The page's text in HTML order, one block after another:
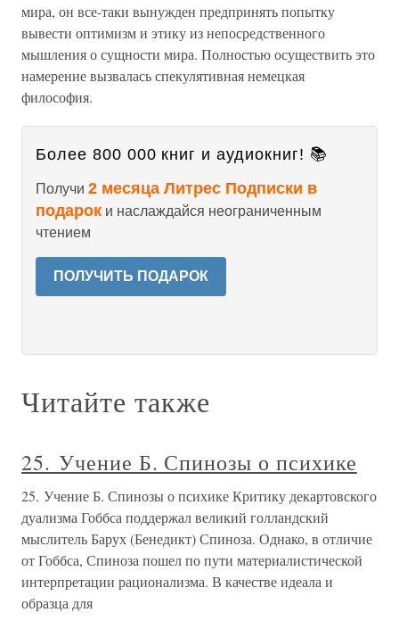
мира, он все-таки вынужден предпринять попытку
вывести оптимизм и этику из непосредственного
мышления о сущности мира. Полностью осуществить это
намерение вызвалась спекулятивная немецкая
философия.
Более 800 000 книг и аудиокниг! 📚
Получи 2 месяца Литрес Подписки в
подарок и наслаждайся неограниченным
чтением
ПОЛУЧИТЬ ПОДАРОК
Читайте также
25. Учение Б. Спинозы о психике
25. Учение Б. Спинозы о психике Критику декартовского
дуализма Гоббса поддержал великий голландский
мыслитель Барух (Бенедикт) Спиноза. Однако, в отличие
от Гоббса, Спиноза пошел по пути материалистической
интерпретации рационализма. В качестве идеала и
образца для